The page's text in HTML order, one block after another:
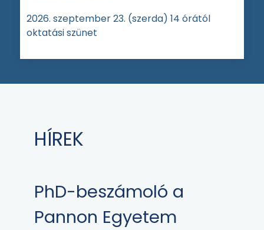
2026. szeptember 23. (szerda) 14 órától
oktatási szünet
HÍREK
PhD-beszámoló a
Pannon Egyetem